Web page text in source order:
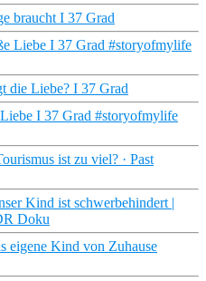
braucht I 37 Grad
Liebe I 37 Grad #storyofmylife
die Liebe? I 37 Grad
I 37 Grad #storyofmylife
ist zu viel? · Past
Kind ist schwerbehindert |
Doku
eigene Kind von Zuhause